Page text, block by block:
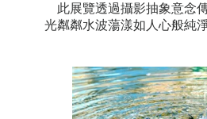
此展覽透過攝影抽象意念
光粼粼水波蕩漾如人心般純